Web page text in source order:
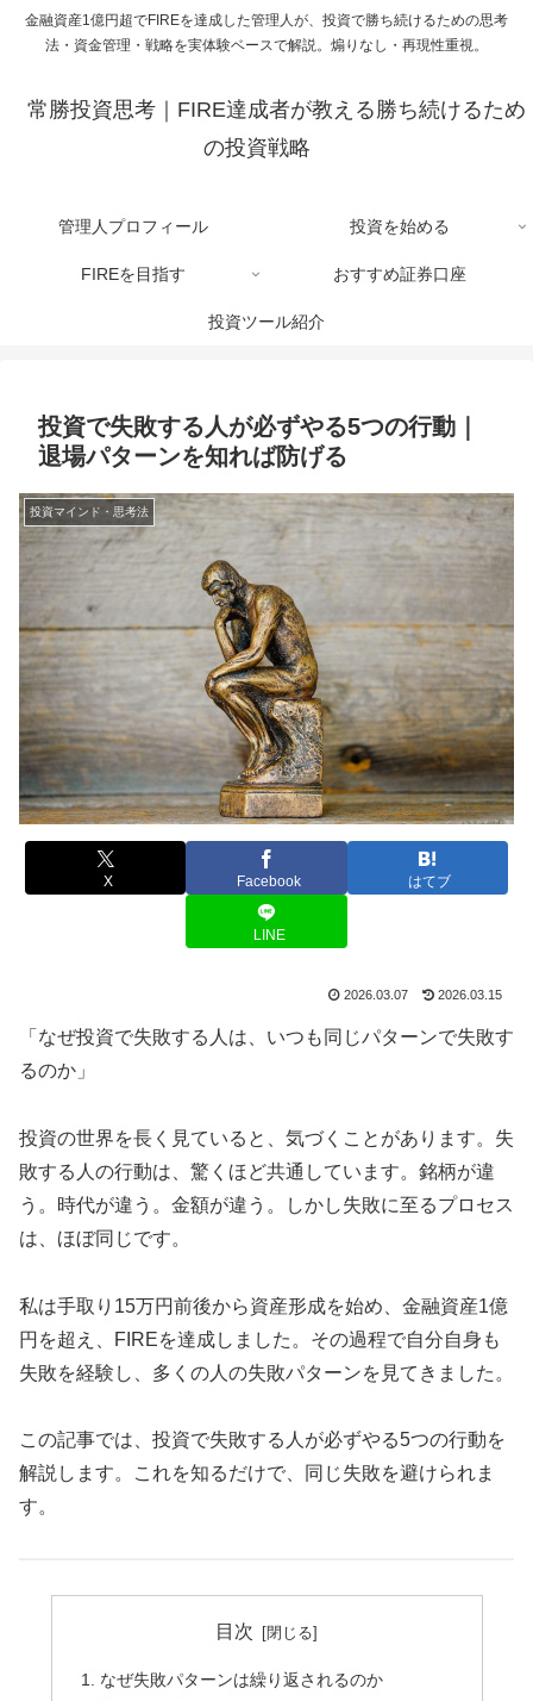
金融資産1億円超でFIREを達成した管理人が、投資で勝ち続けるための思考
法・資金管理・戦略を実体験ベースで解説。煽りなし・再現性重視。
常勝投資思考｜FIRE達成者が教える勝ち続けるため
の投資戦略
管理人プロフィール 投資を始める
FIREを目指す おすすめ証券口座
投資ツール紹介
投資で失敗する人が必ずやる5つの行動｜
退場パターンを知れば防げる
投資マインド・思考法
X Facebook はてブ
LINE
2026.03.07 2026.03.15
「なぜ投資で失敗する人は、いつも同じパターンで失敗す
るのか」
投資の世界を長く見ていると、気づくことがあります。失
敗する人の行動は、驚くほど共通しています。銘柄が違
う。時代が違う。金額が違う。しかし失敗に至るプロセス
は、ほぼ同じです。
私は手取り15万円前後から資産形成を始め、金融資産1億
円を超え、FIREを達成しました。その過程で自分自身も
失敗を経験し、多くの人の失敗パターンを見てきました。
この記事では、投資で失敗する人が必ずやる5つの行動を
解説します。これを知るだけで、同じ失敗を避けられま
す。
目次
なぜ失敗パターンは繰り返されるのか